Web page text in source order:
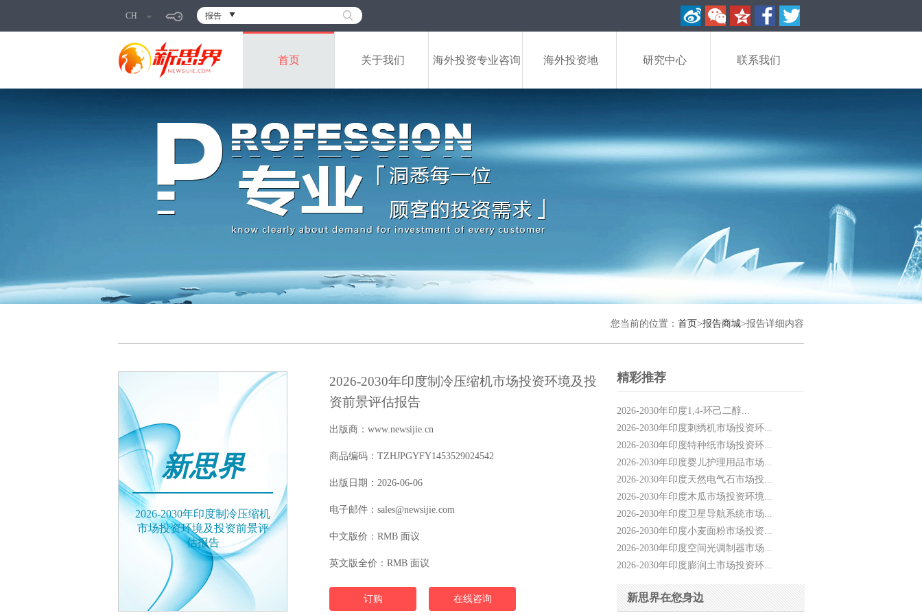
CH 报告
首页 关于我们 海外投资专业咨询 海外投资地 研究中心 联系我们
您当前的位置： 首页>报告商城>报告详细内容
新思界
2026-2030年印度制冷压缩机
市场投资环境及投资前景评
估报告
2026-2030年印度制冷压缩机市场投资环境及投
资前景评估报告
出版商：www.newsijie.cn
商品编码：TZHJPGYFY1453529024542
出版日期：2026-06-06
电子邮件：sales@newsijie.com
中文版价：RMB 面议
英文版全价：RMB 面议
订购 在线咨询
精彩推荐
2026-2030年印度1,4-环己二醇...
2026-2030年印度刺绣机市场投资环...
2026-2030年印度特种纸市场投资环...
2026-2030年印度婴儿护理用品市场...
2026-2030年印度天然电气石市场投...
2026-2030年印度木瓜市场投资环境...
2026-2030年印度卫星导航系统市场...
2026-2030年印度小麦面粉市场投资...
2026-2030年印度空间光调制器市场...
2026-2030年印度膨润土市场投资环...
新思界在您身边